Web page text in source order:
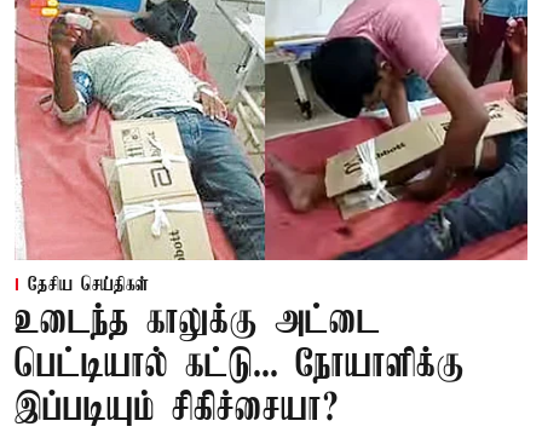
தேசிய செய்திகள்
உடைந்த காலுக்கு அட்டை
பெட்டியால் கட்டு... நோயாளிக்கு
இப்படியும் சிகிச்சையா?